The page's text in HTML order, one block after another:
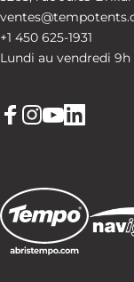
+1 450 625-1931
Lundi au vendredi 9h